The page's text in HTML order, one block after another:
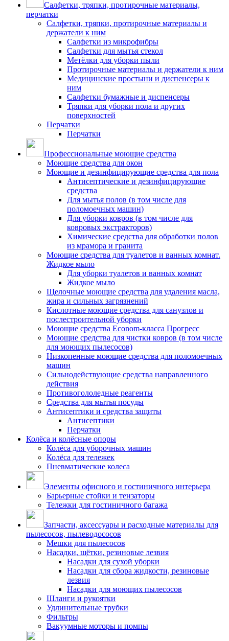
Салфетки, тряпки, протирочные материалы,
перчатки
Салфетки, тряпки, протирочные материалы и
держатели к ним
Салфетки из микрофибры
Салфетки для мытья стекол
Метёлки для уборки пыли
Протирочные материалы и держатели к ним
Медицинские простыни и диспенсеры к
ним
Салфетки бумажные и диспенсеры
Тряпки для уборки пола и других
поверхностей
Перчатки
Перчатки
Профессиональные моющие средства
Моющие средства для окон
Моющие и дезинфицирующие средства для пола
Антисептические и дезинфицирующие
средства
Для мытья полов (в том числе для
поломоечных машин)
Для уборки ковров (в том числе для
ковровых экстракторов)
Химические средства для обработки полов
из мрамора и гранита
Моющие средства для туалетов и ванных комнат.
Жидкое мыло
Для уборки туалетов и ванных комнат
Жидкое мыло
Щелочные моющие средства для удаления масла,
жира и сильных загрязнений
Кислотные моющие средства для санузлов и
послестроительной уборки
Моющие средства Econom-класса Прогресс
Моющие средства для чистки ковров (в том числе
для моющих пылесосов)
Низкопенные моющие средства для поломоечных
машин
Сильнодействующие средства направленного
действия
Противогололедные реагенты
Средства для мытья посуды
Антисептики и средства защиты
Антисептики
Перчатки
Колёса и колёсные опоры
Колёса для уборочных машин
Колёса для тележек
Пневматические колеса
Элементы офисного и гостиничного интерьера
Барьерные стойки и тензаторы
Тележки для гостиничного багажа
Запчасти, аксессуары и расходные материалы для
пылесосов, пылеводососов
Мешки для пылесосов
Насадки, щётки, резиновые лезвия
Насадки для сухой уборки
Насадки для сбора жидкости, резиновые
лезвия
Насадки для моющих пылесосов
Шланги и рукоятки
Удлинительные трубки
Фильтры
Вакуумные моторы и помпы